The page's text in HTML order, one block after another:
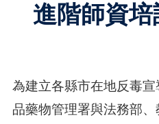
進階師資
為建立各縣市在地反毒
品藥物管理署與法務部